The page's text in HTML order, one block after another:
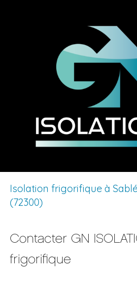
Isolation frigorifique à
(72300)
Contacter GN
frigorifique